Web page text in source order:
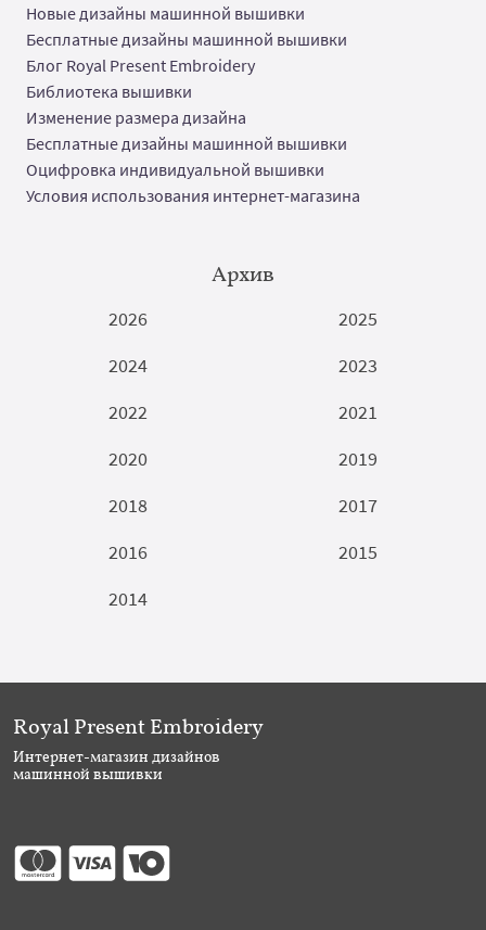
Новые дизайны машинной вышивки
Бесплатные дизайны машинной вышивки
Блог Royal Present Embroidery
Библиотека вышивки
Изменение размера дизайна
Бесплатные дизайны машинной вышивки
Оцифровка индивидуальной вышивки
Условия использования интернет-магазина
Архив
2026
2025
2024
2023
2022
2021
2020
2019
2018
2017
2016
2015
2014
Royal Present Embroidery
Интернет-магазин дизайнов
машинной вышивки